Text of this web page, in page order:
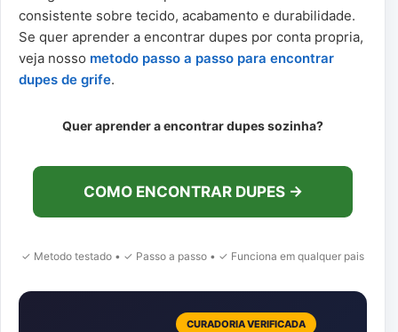
consistente sobre tecido, acabamento e durabilidade.
Se quer aprender a encontrar dupes por conta propria,
veja nosso metodo passo a passo para encontrar
dupes de grife.
Quer aprender a encontrar dupes sozinha?
COMO ENCONTRAR DUPES →
✓ Metodo testado • ✓ Passo a passo • ✓ Funciona em qualquer pais
CURADORIA VERIFICADA